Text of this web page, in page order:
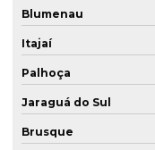
Blumenau
Itajaí
Palhoça
Jaraguá do Sul
Brusque